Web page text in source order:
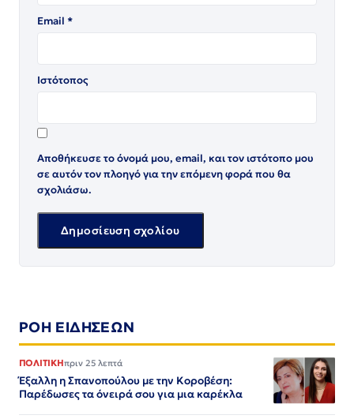
Email *
Ιστότοπος
Αποθήκευσε το όνομά μου, email, και τον ιστότοπο μου
σε αυτόν τον πλοηγό για την επόμενη φορά που θα
σχολιάσω.
ΡΟΗ ΕΙΔΗΣΕΩΝ
ΠΟΛΙΤΙΚΗπριν 25 λεπτά
Έξαλλη η Σπανοπούλου με την Κοροβέση:
Παρέδωσες τα όνειρά σου για μια καρέκλα